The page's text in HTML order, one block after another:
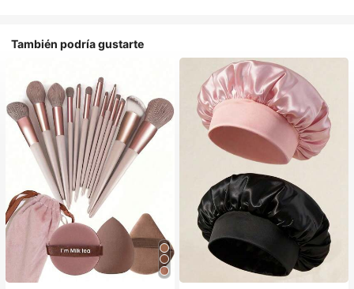
También podría gustarte
#1 Más vendidos
en Multicolor Gorros para el pelo para mujer
Establecido hace 1 año